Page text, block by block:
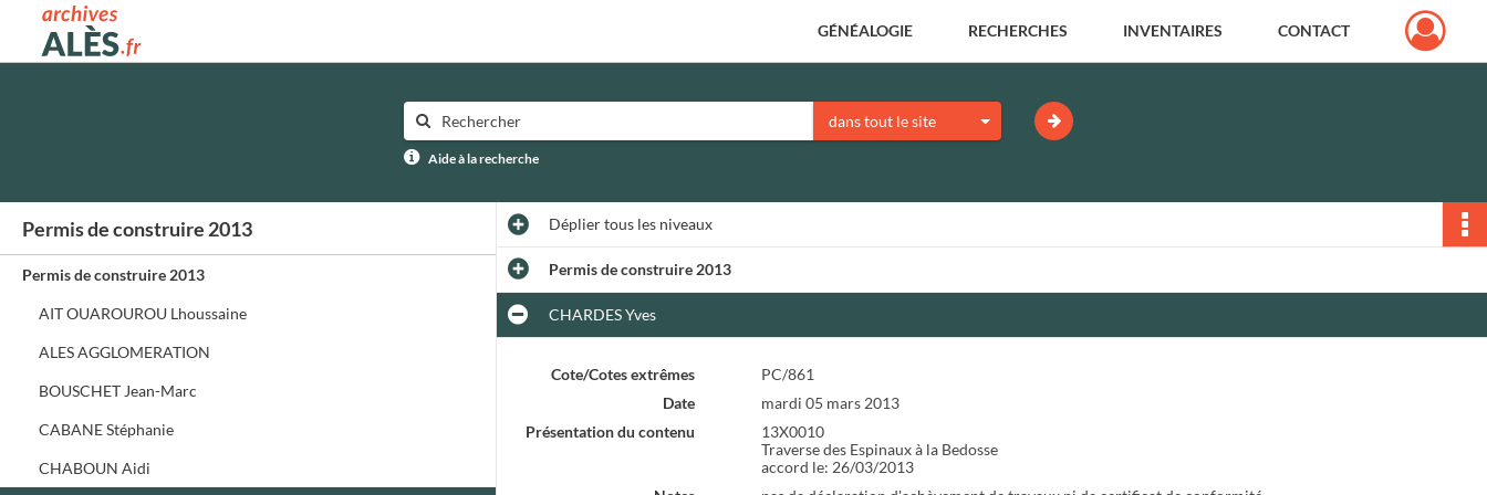
Archives municipales d'Alès GÉNÉALOGIE RECHERCHES INVENTAIRES CONTACT
dans tout le site
Aide à la recherche
Permis de construire 2013
Permis de construire 2013
AIT OUAROUROU Lhoussaine
ALES AGGLOMERATION
BOUSCHET Jean-Marc
CABANE Stéphanie
CHABOUN Aidi
Dépliertous les niveaux
Permis de construire 2013
CHARDES Yves
Cote/Cotes extrêmes
PC/861
Date
mardi 05 mars 2013
Présentation du contenu
13X0010
Traverse des Espinaux à la Bedosse
accord le: 26/03/2013